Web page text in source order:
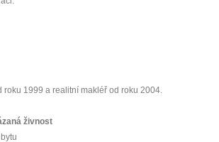
roku 1999 a realitní makléř od roku 2004.
živnost